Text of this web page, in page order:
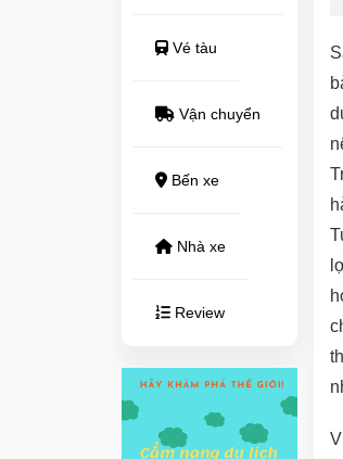
Vé tàu
Vận chuyển
Bến xe
Nhà xe
Review